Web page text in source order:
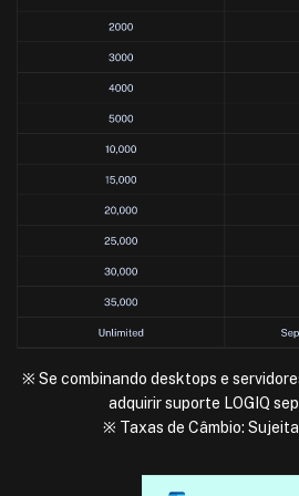
※ Se combinando desktops e
adquirir suporte LOGIQ
※ Taxas de Câmbio: